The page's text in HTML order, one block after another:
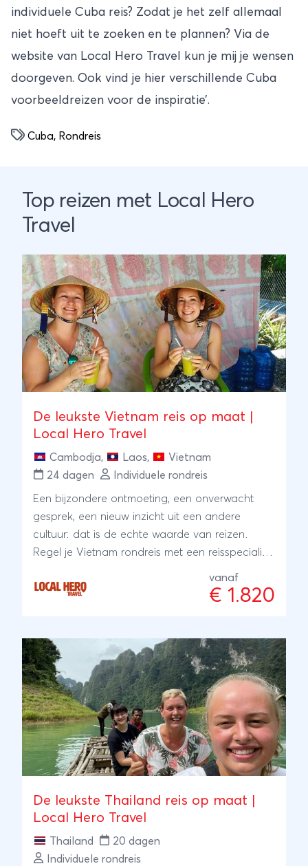
individuele Cuba reis? Zodat je het zelf allemaal
niet hoeft uit te zoeken en te plannen? Via de
website van Local Hero Travel kun je mij je wensen
doorgeven. Ook vind je hier verschillende Cuba
voorbeeldreizen voor de inspiratie’.
Cuba, Rondreis
Top reizen met Local Hero
Travel
De leukste Vietnam reis op maat |
Local Hero Travel
Cambodja, Laos,
Vietnam
24 dagen
Individuele rondreis
Een bijzondere ontmoeting, een onverwacht
gesprek, een nieuw inzicht uit een andere
cultuur: dat is de echte waarde van reizen.
Regel je Vietnam rondreis met een reisspecialist
en met hun ervaring en kennis regelen zij je reis:
vanaf
€ 1.820
De leukste Thailand reis op maat |
Local Hero Travel
Thailand
20 dagen
Individuele rondreis